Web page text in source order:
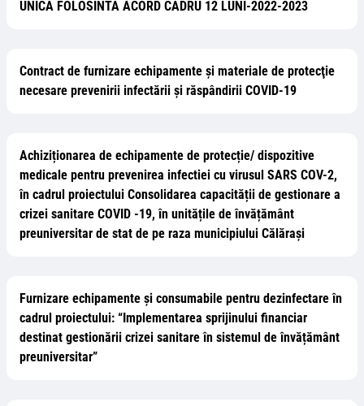
UNICA FOLOSINTA ACORD CADRU 12 LUNI-2022-2023
Contract de furnizare echipamente și materiale de protecţie
necesare prevenirii infectării și răspândirii COVID-19
Achiziționarea de echipamente de protecție/ dispozitive
medicale pentru prevenirea infectiei cu virusul SARS COV-2,
în cadrul proiectului Consolidarea capacității de gestionare a
crizei sanitare COVID -19, în unitățile de învățământ
preuniversitar de stat de pe raza municipiului Călărași
Furnizare echipamente și consumabile pentru dezinfectare în
cadrul proiectului: “Implementarea sprijinului financiar
destinat gestionării crizei sanitare în sistemul de învățământ
preuniversitar”